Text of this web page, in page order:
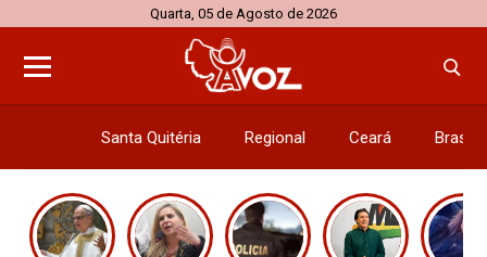
Quarta, 05 de Agosto de 2026
Santa Quitéria Regional Ceará Brasil